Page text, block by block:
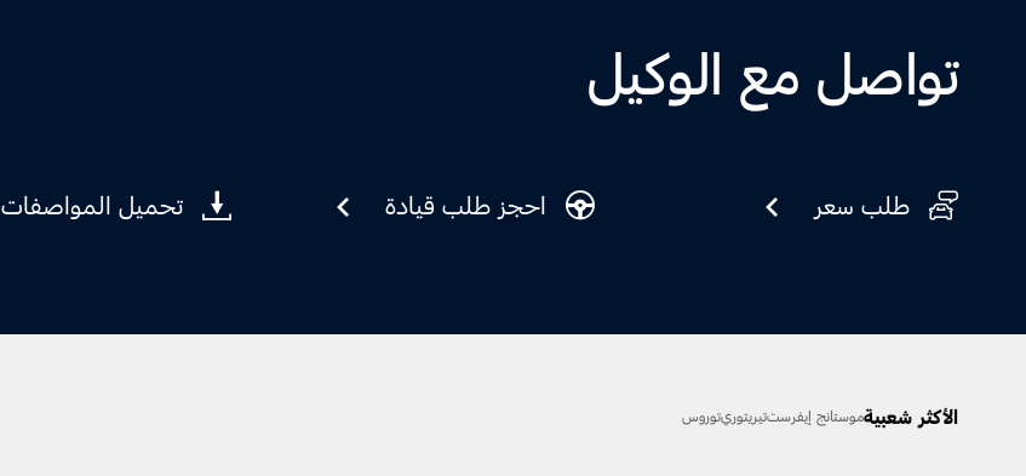
تواصل مع الوكيل
طلب سعر احجز طلب قيادة تحميل المواصفات
الأكثر شعبيةموستانج إيفرستتيريتوريتوروس